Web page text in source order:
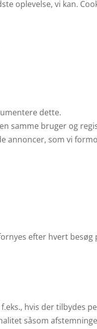
oplevelse, vi kan.
dette.
samme bruger og
som vi
efter hvert besøg
hvis der tilbydes
såsom